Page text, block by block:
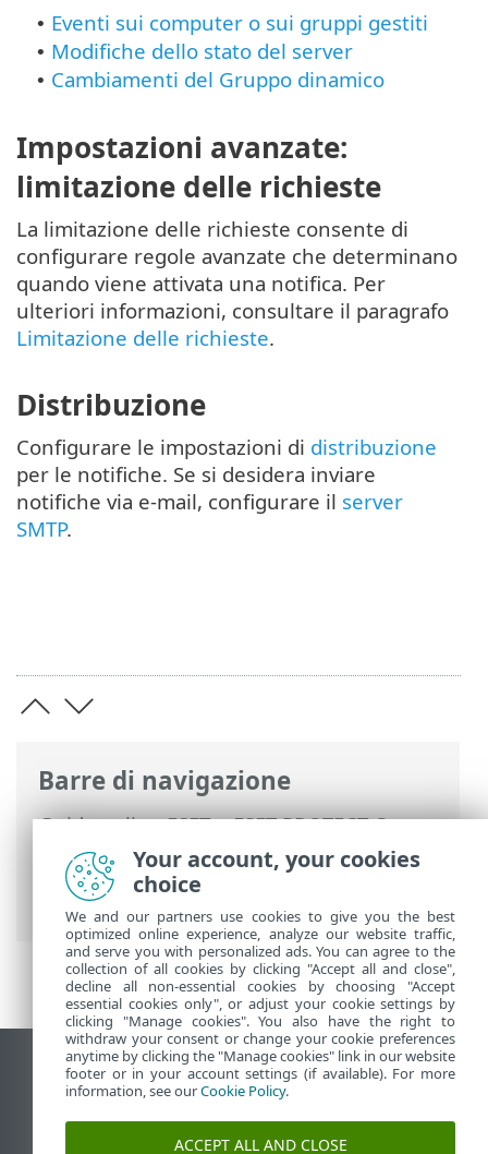
Barre di navigazione
Guida online ESET>ESET PROTECT On-
Prem>
Utilizzo di ESET PROTECT On-
Prem>ESET PROTECT On-Prem Menu
principale
Notifiche > Gestisci notifiche
• Eventi sui computer o sui gruppi gestiti
• Modifiche dello stato del server
• Cambiamenti del Gruppo dinamico
Impostazioni avanzate:
limitazione delle richieste
La limitazione delle richieste consente di
configurare regole avanzate che determinano
quando viene attivata una notifica. Per
ulteriori informazioni, consultare il paragrafo
Limitazione delle richieste.
Distribuzione
Configurare le impostazioni di distribuzione
per le notifiche. Se si desidera inviare
notifiche via e-mail, configurare il server
SMTP.
Visualizza sito desktop
End of Life
ESET Knowledge Base
Your account, your cookies
choice
We and our partners use cookies to give you the best
optimized online experience, analyze our website traffic,
and serve you with personalized ads. You can agree to the
collection of all cookies by clicking "Accept all and close",
decline all non-essential cookies by choosing "Accept
essential cookies only", or adjust your cookie settings by
clicking "Manage cookies". You also have the right to
withdraw your consent or change your cookie preferences
anytime by clicking the "Manage cookies" link in our website
footer or in your account settings (if available). For more
information, see ourCookie Policy.
ACCEPT ALL AND CLOSE